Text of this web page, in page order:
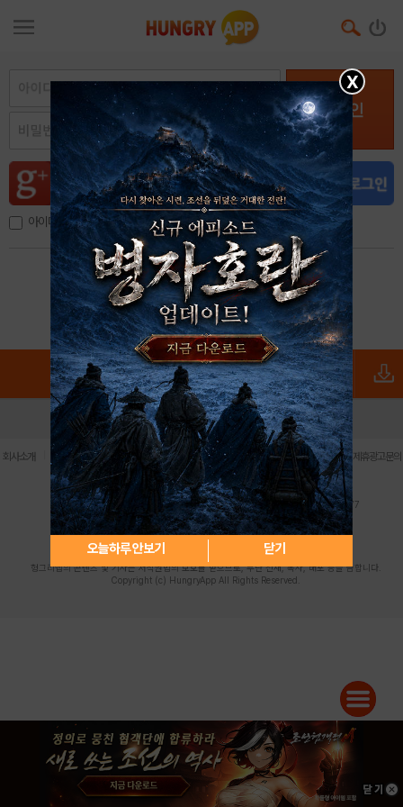
로그인
아이디, 이메일 저장
아이디 / 비밀번호 찾기 회원가입
X
오늘하루 안보기 닫기
로그인 PC버전 전체앱
회사소개 이용약관 | 개인정보 처리방침 | 청소년 보호정책 | 불법촬영물 신고센터 | 제휴광고문의
사업자등록번호:119-86-61101 (주)스마트나우 대표이사:송현두
주소: 서울시 금천구 가산디지털1로 171 연락처:063-284-8635 팩스:02-6265-0377
청소년보호책임자:김동욱desk@hungryapp.co.kr
등록번호:서울아02322 | 등록일자:2016년4월25일
발행인:(주)스마트나우 송현두 | 편집인:김동욱
헝그리앱의 콘텐츠 및 기사는 저작권법의 보호를 받으므로, 무단 전재, 복사, 배포 등을 금합니다.
Copyright (c) HungryApp All Rights Reserved.